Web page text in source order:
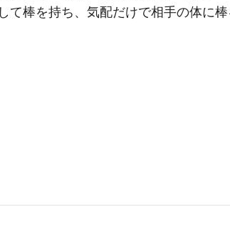
て棒を持ち、気配だけで相手の体に